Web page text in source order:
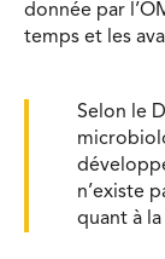
donnée par
temps et les
Selon le
n’existe
quant à